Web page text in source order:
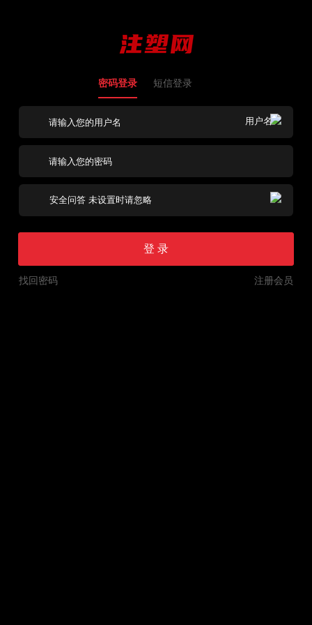
密码登录 短信登录
登 录
注册会员
找回密码